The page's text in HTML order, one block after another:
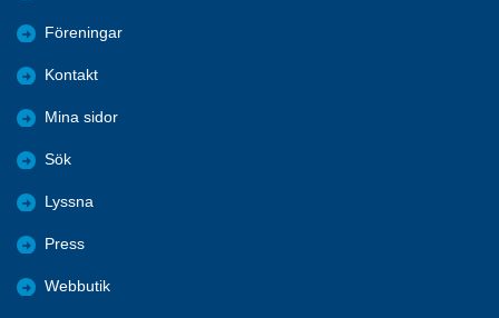
Föreningar
Kontakt
Mina sidor
Sök
Lyssna
Press
Webbutik